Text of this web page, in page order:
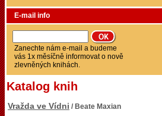
E-mail info
Zanechte nám e-mail a budeme
vás 1x měsíčně informovat o nově
zlevněných knihách.
Katalog knih
Vražda ve Vídni / Beate Maxian